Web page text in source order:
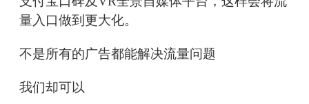
量入口做到更大化。
不是所有的广告都能解决流量问题
我们却可以